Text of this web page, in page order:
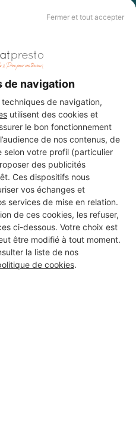
Fermer et tout accepter
de navigation
de navigation,
utilisent des cookies et
le bon fonctionnement
de nos contenus, de
selon votre profil (particulier
des publicités
Ces dispositifs nous
vos échanges et
services de mise en relation.
de ces cookies, les refuser,
ci-dessous. Votre choix est
être modifié à tout moment.
la liste de nos
de cookies.
DE
?
auprès de notre réseau de 5 000
en France.
UN DEVIS